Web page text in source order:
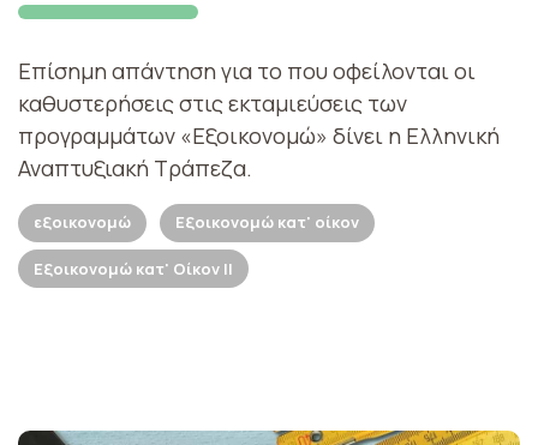
Επίσημη απάντηση για το που οφείλονται οι
καθυστερήσεις στις εκταμιεύσεις των
προγραμμάτων «Εξοικονομώ» δίνει η Ελληνική
Αναπτυξιακή Τράπεζα.
εξοικονομώ Εξοικονομώ κατ' οίκον
Εξοικονομώ κατ' Οίκον ΙΙ